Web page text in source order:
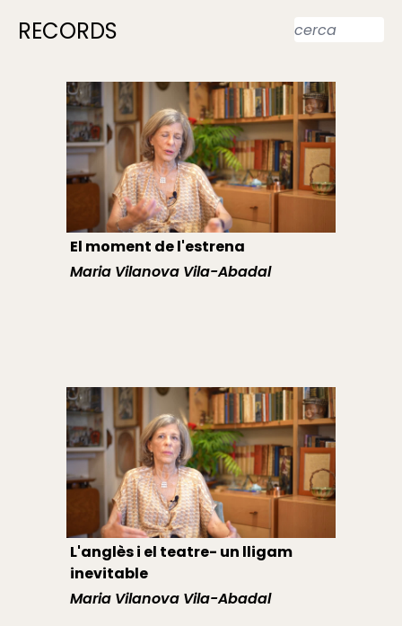
RECORDS
El moment de l'estrena
Maria Vilanova Vila-Abadal
L'anglès i el teatre- un lligam
inevitable
Maria Vilanova Vila-Abadal